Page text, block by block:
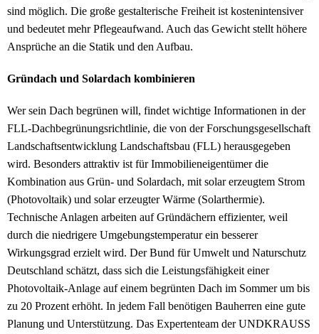
sind möglich. Die große gestalterische Freiheit ist kostenintensiver
und bedeutet mehr Pflegeaufwand. Auch das Gewicht stellt höhere
Ansprüche an die Statik und den Aufbau.
Gründach und Solardach kombinieren
Wer sein Dach begrünen will, findet wichtige Informationen in der
FLL-Dachbegrünungsrichtlinie, die von der Forschungsgesellschaft
Landschaftsentwicklung Landschaftsbau (FLL) herausgegeben
wird. Besonders attraktiv ist für Immobilieneigentümer die
Kombination aus Grün- und Solardach, mit solar erzeugtem Strom
(Photovoltaik) und solar erzeugter Wärme (Solarthermie).
Technische Anlagen arbeiten auf Gründächern effizienter, weil
durch die niedrigere Umgebungstemperatur ein besserer
Wirkungsgrad erzielt wird. Der Bund für Umwelt und Naturschutz
Deutschland schätzt, dass sich die Leistungsfähigkeit einer
Photovoltaik-Anlage auf einem begrünten Dach im Sommer um bis
zu 20 Prozent erhöht. In jedem Fall benötigen Bauherren eine gute
Planung und Unterstützung. Das Expertenteam der UNDKRAUSS